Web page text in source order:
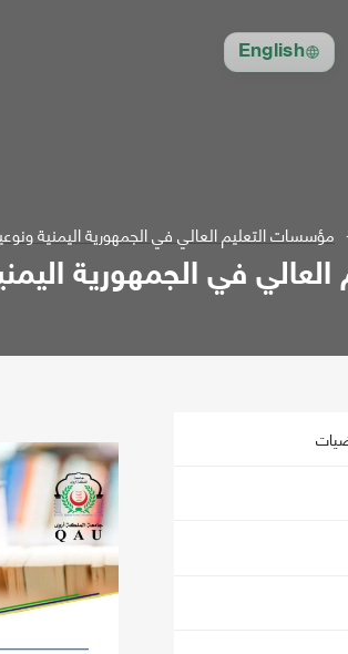
English
مؤسسات التعليم العالي في الجمهورية اليمنية
في الجمهورية